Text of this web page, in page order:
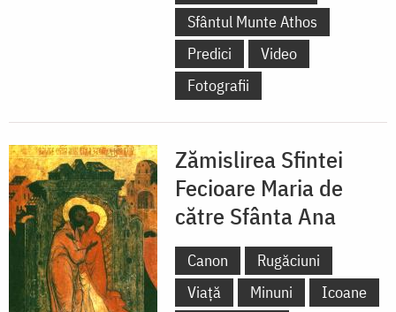
Sfântul Munte Athos
Predici
Video
Fotografii
Zămislirea Sfintei
Fecioare Maria de
către Sfânta Ana
Canon
Rugăciuni
Viață
Minuni
Icoane